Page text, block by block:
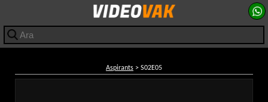
Aspirants > S02E05